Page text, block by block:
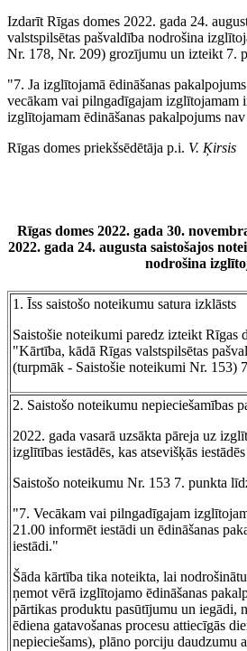
Izdarīt Rīgas domes 2022. gada 24.
valstspilsētas pašvaldība nodrošina
Nr. 178, Nr. 209) grozījumu un izteikt 7.
"7. Ja izglītojamā ēdināšanas
vecākam vai pilngadīgajam izglītojamam
izglītojamam ēdināšanas pakalpojums
Rīgas domes priekšsēdētāja p.i. V. Ķirsis
Rīgas domes 2022. gada 30.
2022. gada 24. augusta saistošajos
nodrošina
1. Īss saistošo noteikumu satura izklāsts
Saistošie noteikumi paredz izteikt Rīgas
"Kārtība, kādā Rīgas valstspilsētas
(turpmāk - Saistošie noteikumi Nr. 153)
2. Saistošo noteikumu nepieciešamības
2022. gada vasarā uzsākta pāreja uz
izglītības iestādēs, kas atsevišķās
Saistošo noteikumu Nr. 153 7. punkta
"7. Vecākam vai pilngadīgajam
21.00 informēt iestādi un ēdināšanas
iestādi."
Šāda kārtība tika noteikta, lai
ņemot vērā izglītojamo ēdināšanas
pārtikas produktu pasūtījumu un iegādi,
ēdiena gatavošanas procesu attiecīgās
nepieciešams), plāno porciju daudzumu